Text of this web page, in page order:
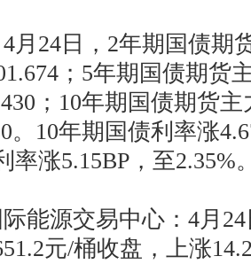
24日，2年期国债期
；5年期国债期货
；10年期国债期货
。10年期国债利率涨
率涨5.15BP，至2.35%
源交易中心：4月24
元/桶收盘，上涨